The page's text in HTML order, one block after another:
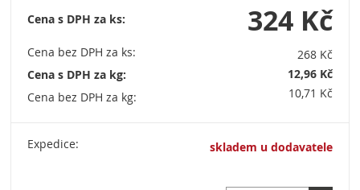
Cena s DPH za ks:
Cena bez DPH za ks:
Cena s DPH za kg:
Cena bez DPH za kg:
324 Kč
268 Kč
12,96 Kč
10,71 Kč
Expedice: skladem u dodavatele